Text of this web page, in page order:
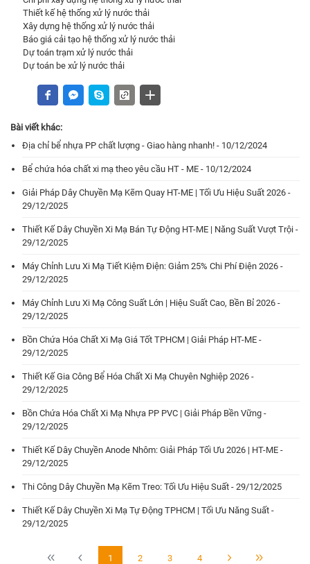
Thiết kế hệ thống xử lý nước thải
Xây dựng hệ thống xử lý nước thải
Báo giá cải tạo hệ thống xử lý nước thải
Dự toán trạm xử lý nước thải
Dự toán be xử lý nước thải
Bài viết khác:
Địa chỉ bể nhựa PP chất lượng - Giao hàng nhanh! - 10/12/2024
Bể chứa hóa chất xi mạ theo yêu cầu HT - ME - 10/12/2024
Giải Pháp Dây Chuyền Mạ Kẽm Quay HT-ME | Tối Ưu Hiệu Suất 2026 -
29/12/2025
Thiết Kế Dây Chuyền Xi Mạ Bán Tự Động HT-ME | Năng Suất Vượt Trội -
29/12/2025
Máy Chỉnh Lưu Xi Mạ Tiết Kiệm Điện: Giảm 25% Chi Phí Điện 2026 -
29/12/2025
Máy Chỉnh Lưu Xi Mạ Công Suất Lớn | Hiệu Suất Cao, Bền Bỉ 2026 -
29/12/2025
Bồn Chứa Hóa Chất Xi Mạ Giá Tốt TPHCM | Giải Pháp HT-ME -
29/12/2025
Thiết Kế Gia Công Bể Hóa Chất Xi Mạ Chuyên Nghiệp 2026 -
29/12/2025
Bồn Chứa Hóa Chất Xi Mạ Nhựa PP PVC | Giải Pháp Bền Vững -
29/12/2025
Thiết Kế Dây Chuyền Anode Nhôm: Giải Pháp Tối Ưu 2026 | HT-ME -
29/12/2025
Thi Công Dây Chuyền Mạ Kẽm Treo: Tối Ưu Hiệu Suất - 29/12/2025
Thiết Kế Dây Chuyền Xi Mạ Tự Động TPHCM | Tối Ưu Năng Suất -
29/12/2025
1 2 3 4